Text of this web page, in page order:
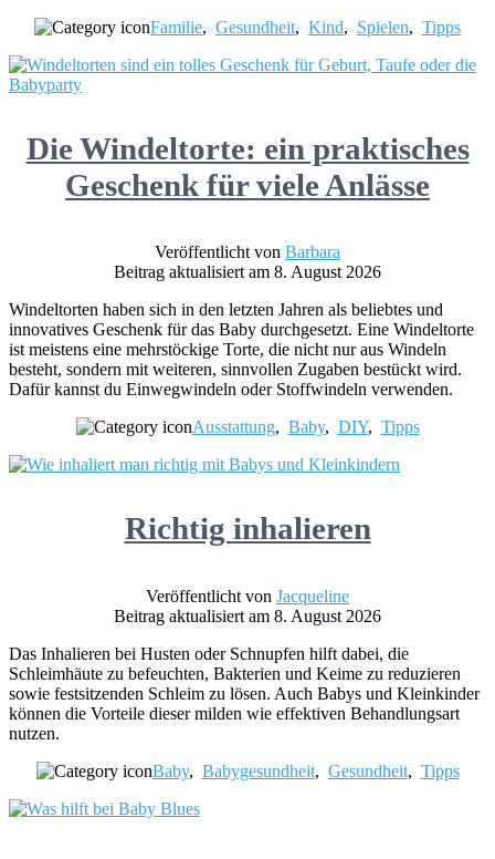
Familie, Gesundheit, Kind, Spielen, Tipps
Die Windeltorte: ein praktisches
Geschenk für viele Anlässe
Veröffentlicht von Barbara
Beitrag aktualisiert am 8. August 2026
Windeltorten haben sich in den letzten Jahren als beliebtes und
innovatives Geschenk für das Baby durchgesetzt. Eine Windeltorte
ist meistens eine mehrstöckige Torte, die nicht nur aus Windeln
besteht, sondern mit weiteren, sinnvollen Zugaben bestückt wird.
Dafür kannst du Einwegwindeln oder Stoffwindeln verwenden.
Ausstattung, Baby, DIY, Tipps
Richtig inhalieren
Veröffentlicht von Jacqueline
Beitrag aktualisiert am 8. August 2026
Das Inhalieren bei Husten oder Schnupfen hilft dabei, die
Schleimhäute zu befeuchten, Bakterien und Keime zu reduzieren
sowie festsitzenden Schleim zu lösen. Auch Babys und Kleinkinder
können die Vorteile dieser milden wie effektiven Behandlungsart
nutzen.
Baby, Babygesundheit, Gesundheit, Tipps